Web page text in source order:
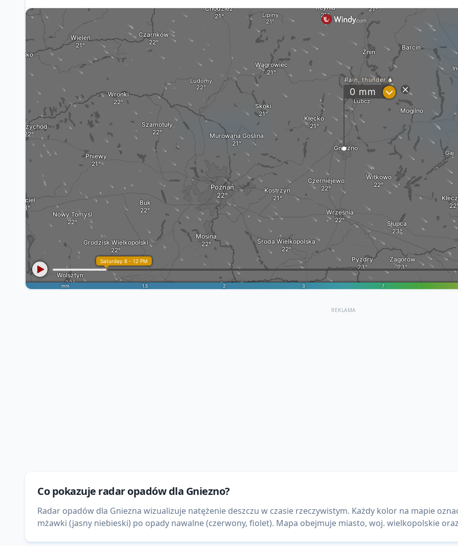
REKLAMA
Co pokazuje radar opadówdla Gniezno?
Radar opadów dla Gniezna wizualizuje natężenie deszczu w czasie rzeczywistym. Każdy kolor na mapie
mżawki (jasny niebieski) po opady nawalne (czerwony, fiolet). Mapa obejmuje miasto, woj. wielkopolskie